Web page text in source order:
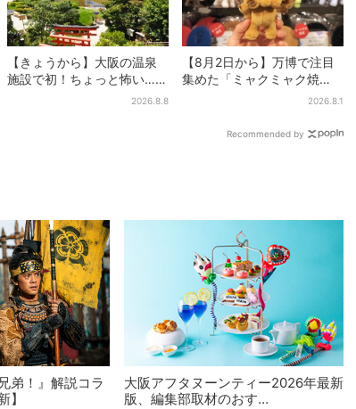
【きょうから】大阪の温泉
施設で初！ちょっと怖い…？
体験型イベント、限定グル
2026.8.8
【8月2日から】万博で注目
集めた「ミャクミャク焼
き」初グッズ化！大阪・梅
2026.8.1
Recommended by
弟！』解説コラ
】
大阪アフタヌーンティー2026年最新
版、編集部取材のおす…